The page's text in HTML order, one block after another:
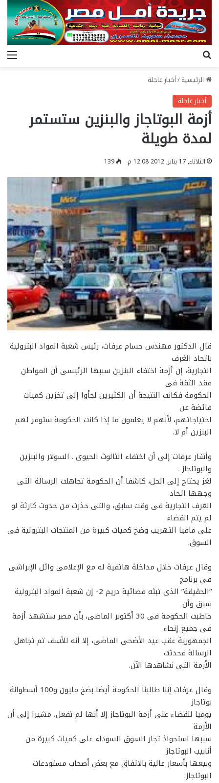
الرئيسية/أخبار عاجلة
أخبار عاجلة
أزمة البوتاجاز والبنزين ستستمر
لمدة طويلة
الثلاثاء, 17 يناير, 2012 12:08 م 139
قال الدكتور مهندس حسام عرفات، رئيس شعبة المواد البترولية
باتحاد الغرف
التجارية، إن أزمة اختفاء البنزين سببها الرئيسى أن المواطن
فقد الثقة فى
الحكومة فكانت النتيجة أن الكثيرين لجأوا إلى تخزين كميات
فائضة عن
احتياجاتهم، لأنهم لا يعلمون ما إذا كانت الحكومة ستوفر لهم
البنزين أم لا.
وأشار عرفات إلى أن اختفاء الثالوث الحيوى ـ السولار والبنزين
والبوتاجاز ـ
لغز يحتاج إلى الحل، كاشفا أن الحكومة تجاهلت الرسالة التى
وجهها اتحاد
الغرف التجارية فى وقت سابق، والتى حذرت من حدوث كارثة لو
لم يتم القضاء
على مافيا التهريب وضخ كميات كبيرة من المنتجات البترولية فى
السوق.
وقال عرفات خلال مداخلة هاتفية له مع الإعلامى وائل الإبراشى
فى برنامج
“الحقيقة” الذى تبثه فضائية دريم 2- إن شعبة المواد البترولية
سبق وأن
خاطبت الحكومة فى 30 أكتوبر الماضى، بأن مصر ستشهد أزمة
فى جميع إنحاء
الجمهورية عقب عيد الأضحى الماضى، إلا أنه للأسف تم تجاهل
الرسالة فحدثت
الأزمة التى نشاهدها الآن.
وقال عرفات إننا طالبنا الحكومة أيضا بضخ مليون و100 أسطوانة
بوتاجاز
يوميا للقضاء على أزمة البوتاجاز إلا أنها لم تفعل، مشيرا إلى أن
الأزمة
سببها استحواذ تجار السوق السوداء على كميات كبيرة من
أنابيب البوتاجاز
وبيعها بأسعار عالية بالاتفاق مع بعض أصحاب مستودعات
البوتاجاز.